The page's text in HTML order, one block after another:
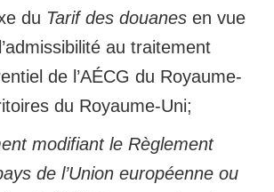
du Tarif des douanes en vue
au traitement
de l’AÉCG du Royaume-
du Royaume-Uni;
modifiant le Règlement
de l’Union européenne ou